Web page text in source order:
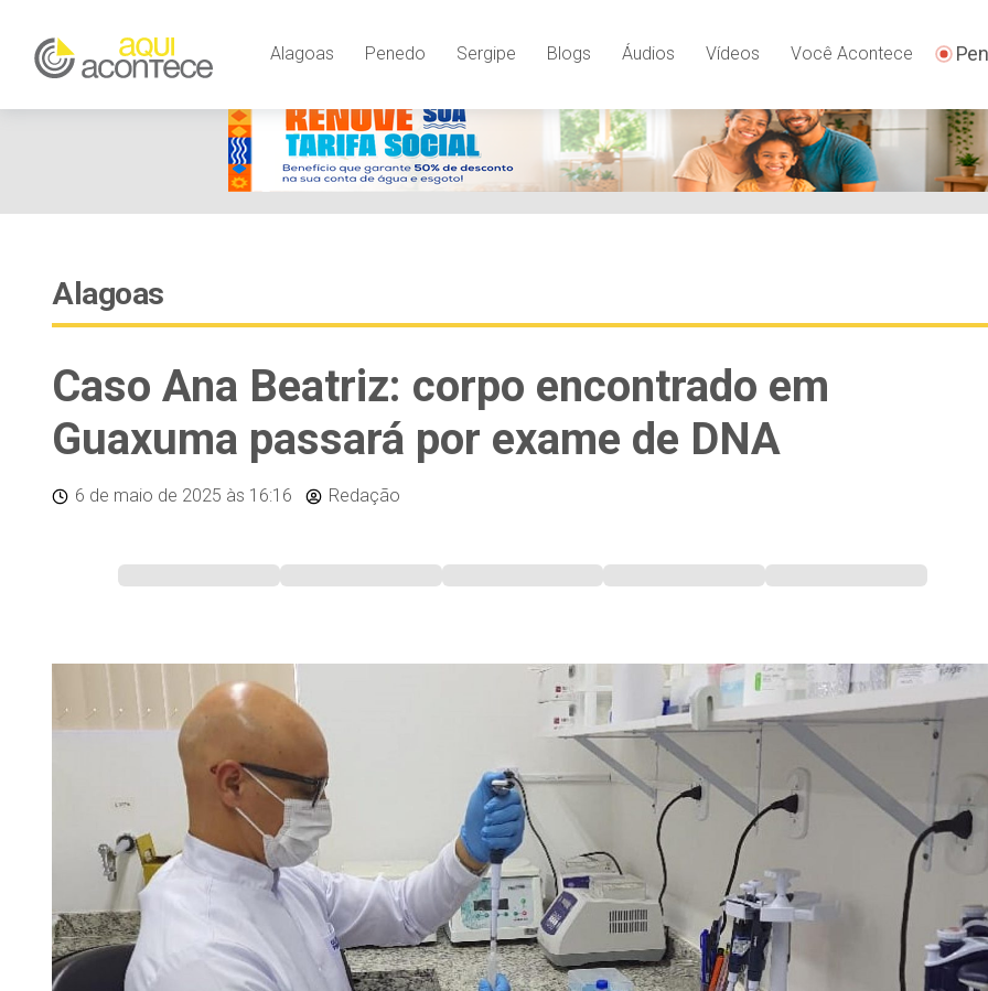
Alagoas Penedo Sergipe Blogs Áudios Vídeos Você Acontece
Alagoas
Caso Ana Beatriz: corpo encontrado em
Guaxuma passará por exame de DNA
6 de maio de 2025 às 16:16 Redação